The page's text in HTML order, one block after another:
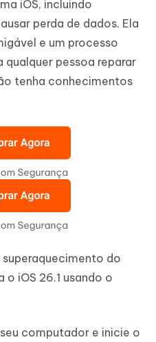
iOS, incluindo
perda de dados. Ela
e um processo
pessoa reparar
tenha conhecimentos
do
o iOS 26.1 usando o
computador e inicie o